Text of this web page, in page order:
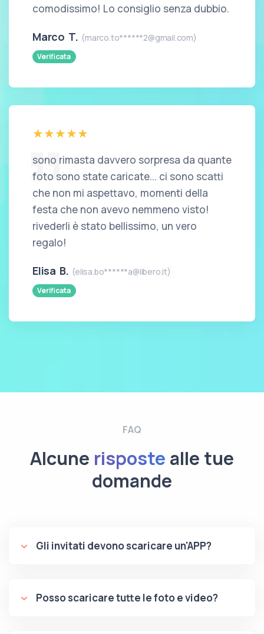
comodissimo! Lo consiglio senza dubbio.
Marco T. (marco.to******2@gmail.com)
Verificata
sono rimasta davvero sorpresa da quante
foto sono state caricate... ci sono scatti
che non mi aspettavo, momenti della
festa che non avevo nemmeno visto!
rivederli è stato bellissimo, un vero
regalo!
Elisa B. (elisa.bo******a@libero.it)
Verificata
FAQ
Alcune risposte alle tue
domande
Gli invitati devono scaricare un'APP?
Posso scaricare tutte le foto e video?